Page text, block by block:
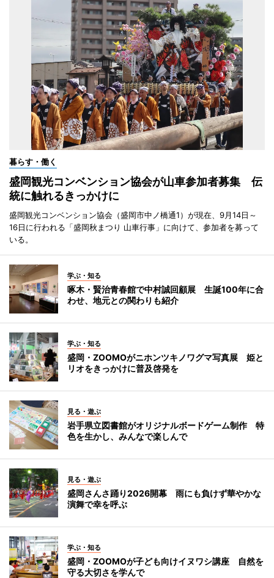
暮らす・働く
盛岡観光コンベンション協会が山車参加者募集 伝
統に触れるきっかけに
盛岡観光コンベンション協会（盛岡市中ノ橋通1）が現在、9月14日～
16日に行われる「盛岡秋まつり 山車行事」に向けて、参加者を募って
いる。
学ぶ・知る
啄木・賢治青春館で中村誠回顧展 生誕100年に合
わせ、地元との関わりも紹介
学ぶ・知る
盛岡・ZOOMOがニホンツキノワグマ写真展 姫と
リオをきっかけに普及啓発を
見る・遊ぶ
岩手県立図書館がオリジナルボードゲーム制作 特
色を生かし、みんなで楽しんで
見る・遊ぶ
盛岡さんさ踊り2026開幕 雨にも負けず華やかな
演舞で幸を呼ぶ
学ぶ・知る
盛岡・ZOOMOが子ども向けイヌワシ講座 自然を
守る大切さを学んで